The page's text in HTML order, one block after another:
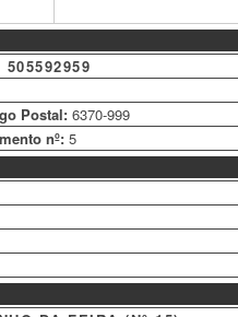
505592959
Postal: 6370-999
nº: 5